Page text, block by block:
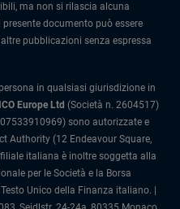
ma non si rilascia alcuna
documento può essere
pubblicazioni senza espressa
in qualsiasi giurisdizione in
Europe Ltd (Società n. 2604517)
sono autorizzate e
Authority (12 Endeavour Square,
italiana è inoltre soggetta alla
per le Società e la Borsa
Unico della Finanza italiano. |